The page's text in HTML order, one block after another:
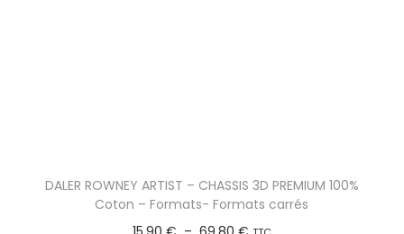
DALER ROWNEY ARTIST – CHASSIS 3D PREMIUM 100%
Coton – Formats- Formats carrés